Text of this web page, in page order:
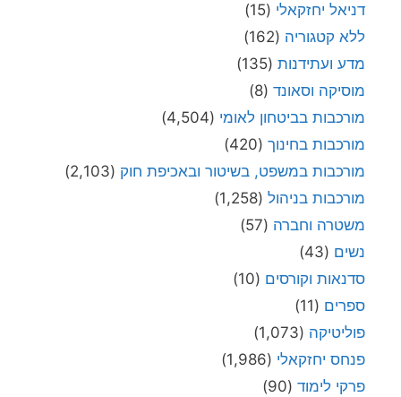
דניאל יחזקאלי (15)
ללא קטגוריה (162)
מדע ועתידנות (135)
מוסיקה וסאונד (8)
מורכבות בביטחון לאומי (4,504)
מורכבות בחינוך (420)
מורכבות במשפט, בשיטור ובאכיפת חוק (2,103)
מורכבות בניהול (1,258)
משטרה וחברה (57)
נשים (43)
סדנאות וקורסים (10)
ספרים (11)
פוליטיקה (1,073)
פנחס יחזקאלי (1,986)
פרקי לימוד (90)